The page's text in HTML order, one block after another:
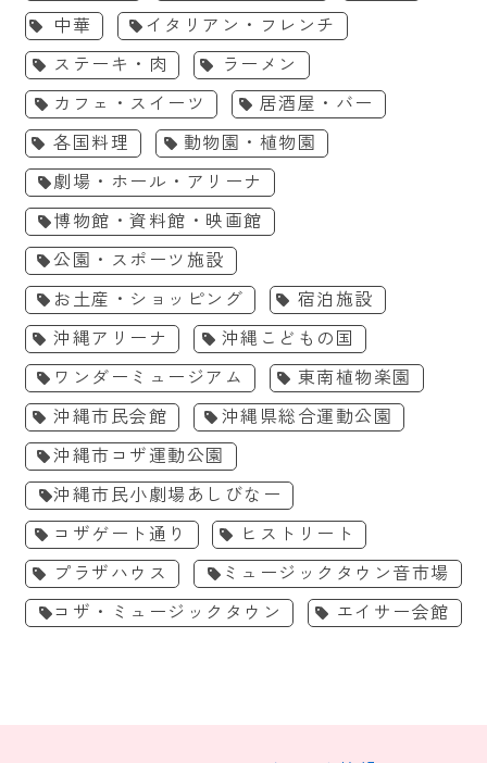
中華
イタリアン・フレンチ
ステーキ・肉
ラーメン
カフェ・スイーツ
居酒屋・バー
各国料理
動物園・植物園
劇場・ホール・アリーナ
博物館・資料館・映画館
公園・スポーツ施設
お土産・ショッピング
宿泊施設
沖縄アリーナ
沖縄こどもの国
ワンダーミュージアム
東南植物楽園
沖縄市民会館
沖縄県総合運動公園
沖縄市コザ運動公園
沖縄市民小劇場あしびなー
コザゲート通り
ヒストリート
プラザハウス
ミュージックタウン音市場
コザ・ミュージックタウン
エイサー会館